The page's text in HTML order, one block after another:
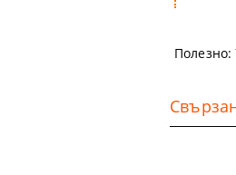
Полезно: